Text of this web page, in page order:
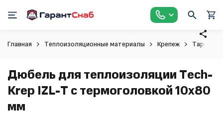
Главная Теплоизоляционные материалы Крепеж
Дюбель для теплоизоляции Tech-
Krep IZL-T c термоголовкой 10х80
мм